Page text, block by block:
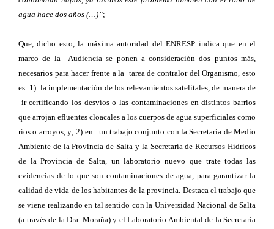
agua hace dos años (…)”;
Que, dicho esto, la máxima autoridad del ENRESP indica que en el
marco de la Audiencia se ponen a consideración dos puntos más,
necesarios para hacer frente a la tarea de contralor del Organismo, esto
es: 1) la implementación de los relevamientos satelitales, de manera de
ir certificando los desvíos o las contaminaciones en distintos barrios
que arrojan efluentes cloacales a los cuerpos de agua superficiales como
ríos o arroyos, y; 2) en un trabajo conjunto con la Secretaría de Medio
Ambiente de la Provincia de Salta y la Secretaría de Recursos Hídricos
de la Provincia de Salta, un laboratorio nuevo que trate todas las
evidencias de lo que son contaminaciones de agua, para garantizar la
calidad de vida de los habitantes de la provincia. Destaca el trabajo que
se viene realizando en tal sentido con la Universidad Nacional de Salta
(a través de la Dra. Moraña) y el Laboratorio Ambiental de la Secretaría